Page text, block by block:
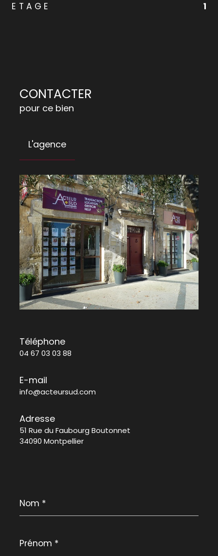
ETAGE 1
CONTACTER
pour ce bien
L'agence
Téléphone
04 67 03 03 88
E-mail
info@acteursud.com
Adresse
51 Rue du Faubourg Boutonnet
34090 Montpellier
*
*